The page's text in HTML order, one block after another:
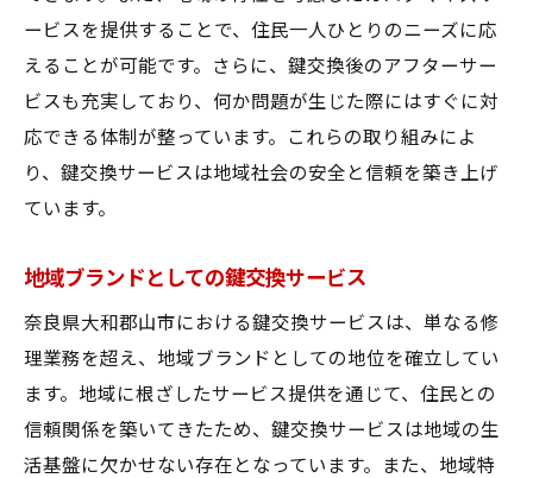
ービスを提供することで、住民一人ひとりのニーズに応
えることが可能です。さらに、鍵交換後のアフターサー
ビスも充実しており、何か問題が生じた際にはすぐに対
応できる体制が整っています。これらの取り組みによ
り、鍵交換サービスは地域社会の安全と信頼を築き上げ
ています。
地域ブランドとしての鍵交換サービス
奈良県大和郡山市における鍵交換サービスは、単なる修
理業務を超え、地域ブランドとしての地位を確立してい
ます。地域に根ざしたサービス提供を通じて、住民との
信頼関係を築いてきたため、鍵交換サービスは地域の生
活基盤に欠かせない存在となっています。また、地域特